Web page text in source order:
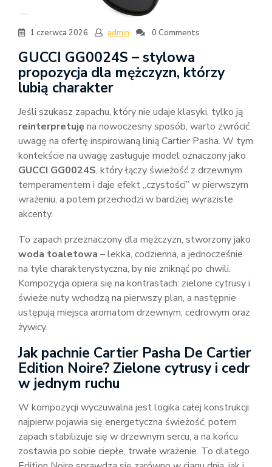
1 czerwca 2026 admin 0 Comments
GUCCI GG0024S – stylowa
propozycja dla mężczyzn, którzy
lubią charakter
Jeśli szukasz zapachu, który nie udaje klasyki, tylko ją
reinterpretuję na nowoczesny sposób, warto zwrócić
uwagę na ofertę inspirowaną linią Cartier Pasha. W tym
kontekście na uwagę zasługuje model oznaczony jako
GUCCI GG0024S, który łączy świeżość z drzewnym
temperamentem i daje efekt „czystości” w pierwszym
wrażeniu, a potem przechodzi w bardziej wyraziste
akcenty.
To zapach przeznaczony dla mężczyzn, stworzony jako
woda toaletowa – lekka, codzienna, a jednocześnie
na tyle charakterystyczna, by nie zniknąć po chwili.
Kompozycja opiera się na kontrastach: zielone cytrusy i
świeże nuty wchodzą na pierwszy plan, a następnie
ustępują miejsca aromatom drzewnym, cedrowym oraz
żywicy.
Jak pachnie Cartier Pasha De Cartier
Edition Noire? Zielone cytrusy i cedr
w jednym ruchu
W kompozycji wyczuwalna jest logika całej konstrukcji:
najpierw pojawia się energetyczna świeżość, potem
zapach stabilizuje się w drzewnym sercu, a na końcu
zostawia po sobie ciepłe, trwałe wrażenie. To dlatego